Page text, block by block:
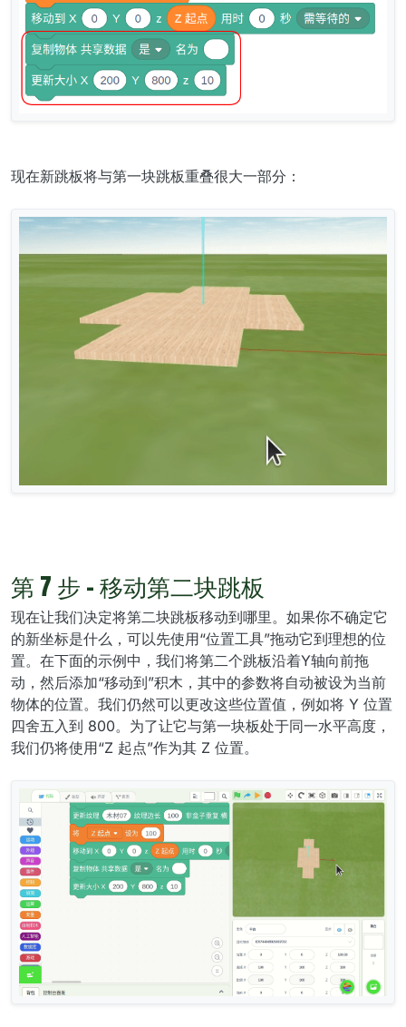
现在新跳板将与第一块跳板重叠很大一部分：
第 7 步 - 移动第二块跳板
现在让我们决定将第二块跳板移动到哪里。如果你不确定它
的新坐标是什么，可以先使用“位置工具”拖动它到理想的位
置。在下面的示例中，我们将第二个跳板沿着Y轴向前拖
动，然后添加“移动到”积木，其中的参数将自动被设为当前
物体的位置。我们仍然可以更改这些位置值，例如将 Y 位置
四舍五入到 800。为了让它与第一块板处于同一水平高度，
我们仍将使用“Z 起点”作为其 Z 位置。